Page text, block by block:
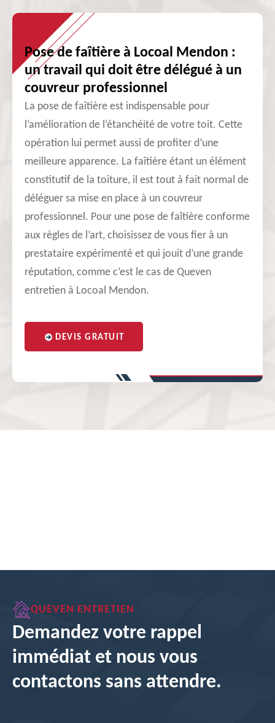
Pose de faîtière à Locoal Mendon :
un travail qui doit être délégué à un
couvreur professionnel
La pose de faîtière est indispensable pour
l’amélioration de l’étanchéité de votre toit. Cette
opération lui permet aussi de profiter d’une
meilleure apparence. La faîtière étant un élément
constitutif de la toiture, il est tout à fait normal de
déléguer sa mise en place à un couvreur
professionnel. Pour une pose de faîtière conforme
aux règles de l’art, choisissez de vous fier à un
prestataire expérimenté et qui jouit d’une grande
réputation, comme c’est le cas de Queven
entretien à Locoal Mendon.
DEVIS GRATUIT
QUEVEN ENTRETIEN
Demandez votre rappel
immédiat et nous vous
contactons sans attendre.